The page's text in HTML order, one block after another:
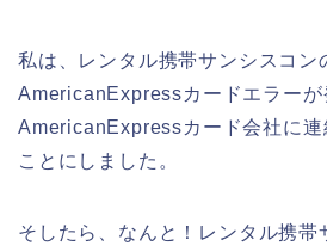
私は、レンタル携帯サンシスコン
AmericanExpressカードエラーが
AmericanExpressカード会社に連
ことにしました。
そしたら、なんと！レンタル携帯